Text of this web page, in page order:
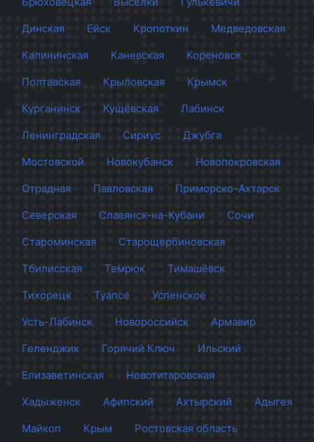
Динская
Ейск Кропоткин
Медведовская
Калининская
Каневская
Кореновск
Полтавская
Крыловская
Крымск
Курганинск
Кущёвская
Лабинск
Ленинградская
Сириус
Джубга
Мостовской
Новокубанск
Новопокровская
Отрадная
Павловская
Приморско-Ахтарск
Северская
Славянск-на-Кубани
Сочи
Староминская
Старощербиновская
Тбилисская
Темрюк
Тимашёвск
Тихорецк
Туапсе
Успенское
Усть-Лабинск
Новороссийск
Армавир
Геленджик
Горячий Ключ
Ильский
Елизаветинская
Новотитаровская
Хадыженск
Афипский Ахтырский
Адыгея
Майкоп
Крым Ростовская область